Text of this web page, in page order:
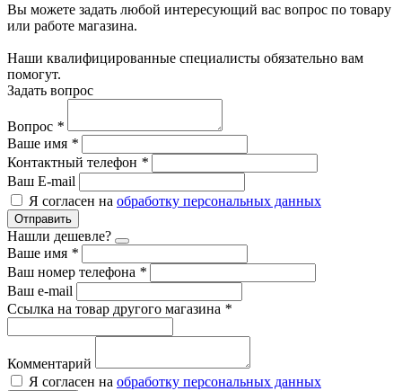
Вы можете задать любой интересующий вас вопрос по товару
или работе магазина.
Наши квалифицированные специалисты обязательно вам
помогут.
Задать вопрос
Вопрос *
Ваше имя *
Контактный телефон *
Ваш E-mail
Я согласен на обработку персональных данных
Отправить
Нашли дешевле?
Ваше имя *
Ваш номер телефона *
Ваш e-mail
Ссылка на товар другого магазина *
Комментарий
Я согласен на обработку персональных данных